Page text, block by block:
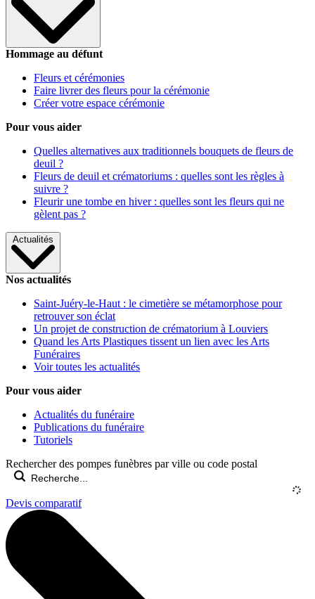
Hommage au défunt
Fleurs et cérémonies
Faire livrer des fleurs pour la cérémonie
Créer votre espace cérémonie
Pour vous aider
Quelles alternatives aux traditionnels bouquets de fleurs de
deuil ?
Fleurs de deuil et crématoriums : quelles sont les règles à
suivre ?
Fleurir une tombe en hiver : quelles sont les fleurs qui ne
gèlent pas ?
Actualités
Nos actualités
Saint-Juéry-le-Haut : le cimetière se métamorphose pour
retrouver son éclat
Un projet de construction de crématorium à Louviers
Quand les Arts Plastiques tissent un lien avec les Arts
Funéraires
Voir toutes les actualités
Pour vous aider
Actualités du funéraire
Publications du funéraire
Tutoriels
Rechercher des pompes funèbres par ville ou code postal
Devis comparatif